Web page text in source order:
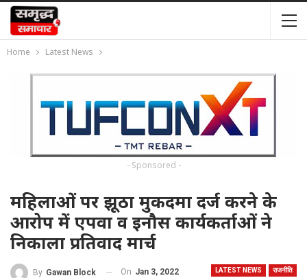
Home Latest News
- Sponsored -
महिलाओं पर झूठा मुकदमा दर्ज करने के
आरोप में एपवा व इनौस कार्यकर्ताओं ने
निकाला प्रतिवाद मार्च
LATEST NEWS राजनीति
By Gawan Block On Jan 3, 2022